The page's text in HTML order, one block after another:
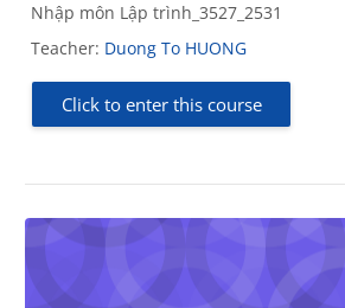
Nhập môn Lập trình_3527_2531
Teacher: Duong To HUONG
Click to enter this course